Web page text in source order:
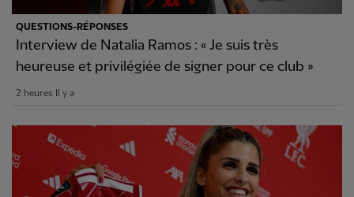
QUESTIONS-RÉPONSES
Interview de Natalia Ramos : « Je suis très
heureuse et privilégiée de signer pour ce club »
2 heures Il y a